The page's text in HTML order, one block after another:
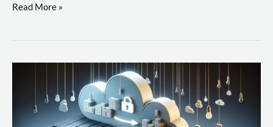
Utilizando
Soluções
AWS
Read More »